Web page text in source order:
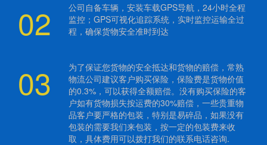
02
公司自备车辆，安装车载GPS导航，24小时全程
监控；GPS可视化追踪系统，实时监控运输全过
程，确保货物安全准时到达
03
为了保证您货物的安全抵达和货物的赔偿，常熟
物流公司建议客户购买保险，保险费是货物价值
的0.3%，可以获得全额赔偿。没有购买保险的客
户如有货物损失按运费的30%赔偿，一些贵重物
品客户要严格的包装，特别是易碎品，如果没有
包装的需要我们来包装，按一定的包装费来收
取，具体费用可以拨打我们的联系电话咨询.